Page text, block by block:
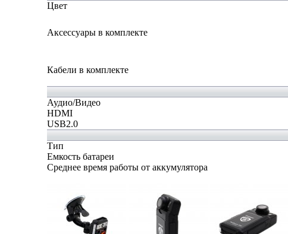
Цвет
Аксессуары в комплекте
Кабели в комплекте
Аудио/Видео
HDMI
USB2.0
Тип
Емкость батареи
Среднее время работы от аккумулятора